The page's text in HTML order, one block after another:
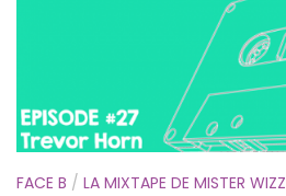
FACE B / LA MIXTAPE DE MISTER WIZZ